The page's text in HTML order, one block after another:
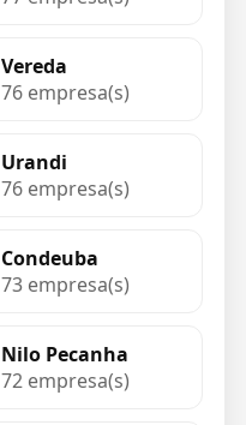
Vereda
76 empresa(s)
Urandi
76 empresa(s)
Condeuba
73 empresa(s)
Nilo Pecanha
72 empresa(s)